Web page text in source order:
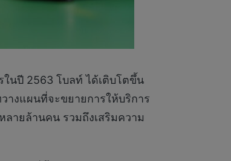
ในปี 2563 โบลท์ ได้เติบโตขึ้น
างแผนที่จะขยายการให้บริการ
ายล้านคน รวมถึงเสริมความ